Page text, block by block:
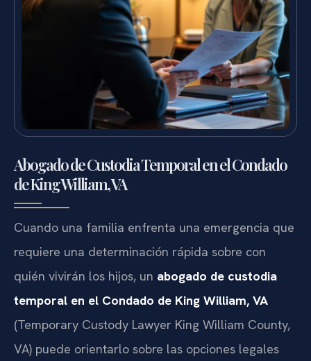
Abogado de Custodia Temporal en el Condado
de King William, VA
Cuando una familia enfrenta una emergencia que
requiere una determinación rápida sobre con
quién vivirán los hijos, un abogado de custodia
temporal en el Condado de King William, VA
(Temporary Custody Lawyer King William County,
VA) puede orientarlo sobre las opciones legales